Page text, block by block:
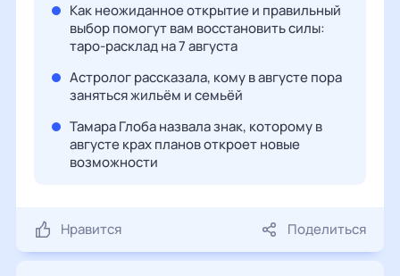
Как неожиданное открытие и правильный
выбор помогут вам восстановить силы:
таро-расклад на 7 августа
Астролог рассказала, кому в августе пора
заняться жильём и семьёй
Тамара Глоба назвала знак, которому в
августе крах планов откроет новые
возможности
Нравится Поделиться